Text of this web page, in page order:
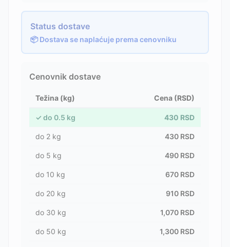
Status dostave
📦 Dostava se naplaćuje prema cenovniku
Cenovnik dostave
Težina (kg) Cena (RSD)
✓ do 0.5 kg 430 RSD
do 2 kg 430 RSD
do 5 kg 490 RSD
do 10 kg 670 RSD
do 20 kg 910 RSD
do 30 kg 1,070 RSD
do 50 kg 1,300 RSD